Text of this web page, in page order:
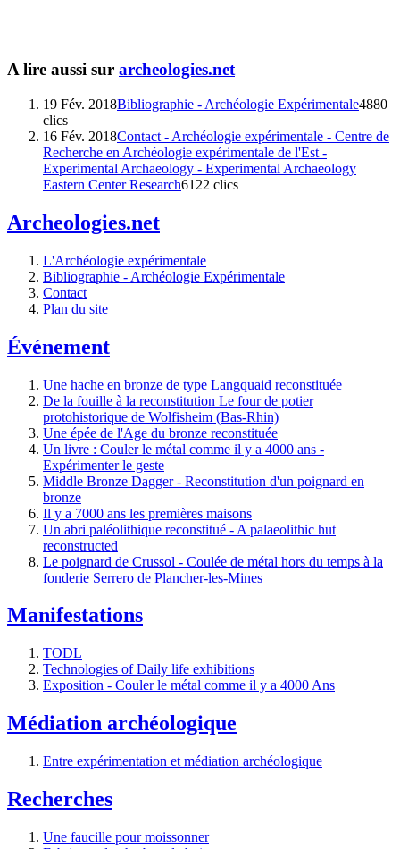
A lire aussi sur archeologies.net
19 Fév. 2018Bibliographie - Archéologie Expérimentale4880
clics
16 Fév. 2018Contact - Archéologie expérimentale - Centre de
Recherche en Archéologie expérimentale de l'Est -
Experimental Archaeology - Experimental Archaeology
Eastern Center Research6122 clics
Archeologies.net
L'Archéologie expérimentale
Bibliographie - Archéologie Expérimentale
Contact
Plan du site
Événement
Une hache en bronze de type Langquaid reconstituée
De la fouille à la reconstitution Le four de potier
protohistorique de Wolfisheim (Bas-Rhin)
Une épée de l'Age du bronze reconstituée
Un livre : Couler le métal comme il y a 4000 ans -
Expérimenter le geste
Middle Bronze Dagger - Reconstitution d'un poignard en
bronze
Il y a 7000 ans les premières maisons
Un abri paléolithique reconstitué - A palaeolithic hut
reconstructed
Le poignard de Crussol - Coulée de métal hors du temps à la
fonderie Serrero de Plancher-les-Mines
Manifestations
TODL
Technologies of Daily life exhibitions
Exposition - Couler le métal comme il y a 4000 Ans
Médiation archéologique
Entre expérimentation et médiation archéologique
Recherches
Une faucille pour moissonner